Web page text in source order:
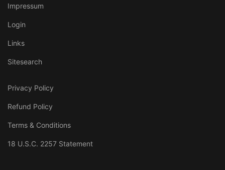
Impressum
Login
Links
Sitesearch
Privacy Policy
Refund Policy
Terms & Conditions
18 U.S.C. 2257 Statement